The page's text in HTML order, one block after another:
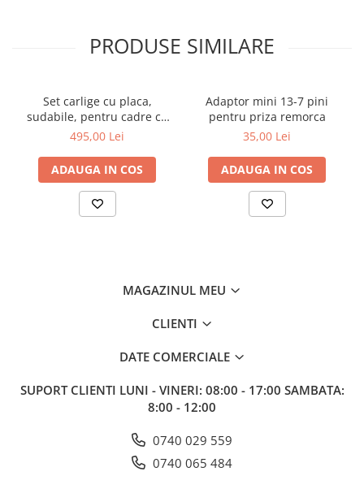
PRODUSE SIMILARE
Set carlige cu placa,
sudabile, pentru cadre cu
schimbare rapida Euro-
495,00 Lei
ADAUGA IN COS
Adaptor mini 13-7 pini
pentru priza remorca
35,00 Lei
ADAUGA IN COS
MAGAZINUL MEU
CLIENTI
DATE COMERCIALE
SUPORT CLIENTI LUNI - VINERI: 08:00 - 17:00 SAMBATA:
8:00 - 12:00
0740 029 559
0740 065 484